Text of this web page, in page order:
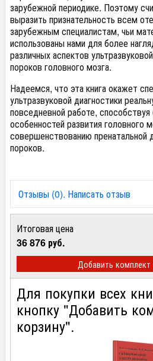
зарубежной периодике. Поэтому
выразить признательность всем
зарубежным специалистам, чьи
использованы нами для более
различных аспектов
пороков головного мозга.
Надеемся, что эта книга окажет
ультразвуковой диагностики
повседневной работе,
особенностей развития головного
совершенствованию пренатальной
пороков.
Отзывы (0). Написать отзыв
Итоговая цена
36 876 руб.
Добавить комплект
Для покупки всех
кнопку "Добавить
корзину".